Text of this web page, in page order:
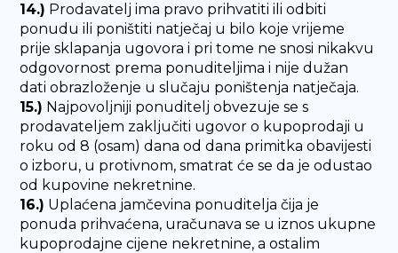
14.) Prodavatelj ima pravo prihvatiti ili odbiti
ponudu ili poništiti natječaj u bilo koje vrijeme
prije sklapanja ugovora i pri tome ne snosi nikakvu
odgovornost prema ponuditeljima i nije dužan
dati obrazloženje u slučaju poništenja natječaja.
15.) Najpovoljniji ponuditelj obvezuje se s
prodavateljem zaključiti ugovor o kupoprodaji u
roku od 8 (osam) dana od dana primitka obavijesti
o izboru, u protivnom, smatrat će se da je odustao
od kupovine nekretnine.
16.) Uplaćena jamčevina ponuditelja čija je
ponuda prihvaćena, uračunava se u iznos ukupne
kupoprodajne cijene nekretnine, a ostalim